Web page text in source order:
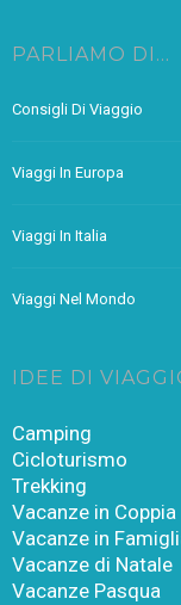
PARLIAMO DI…
Consigli Di Viaggio
Viaggi In Europa
Viaggi In Italia
Viaggi Nel Mondo
IDEE DI
Camping
Cicloturismo
Trekking
Vacanze in Coppia
Vacanze in
Vacanze di Natale
Vacanze Pasqua